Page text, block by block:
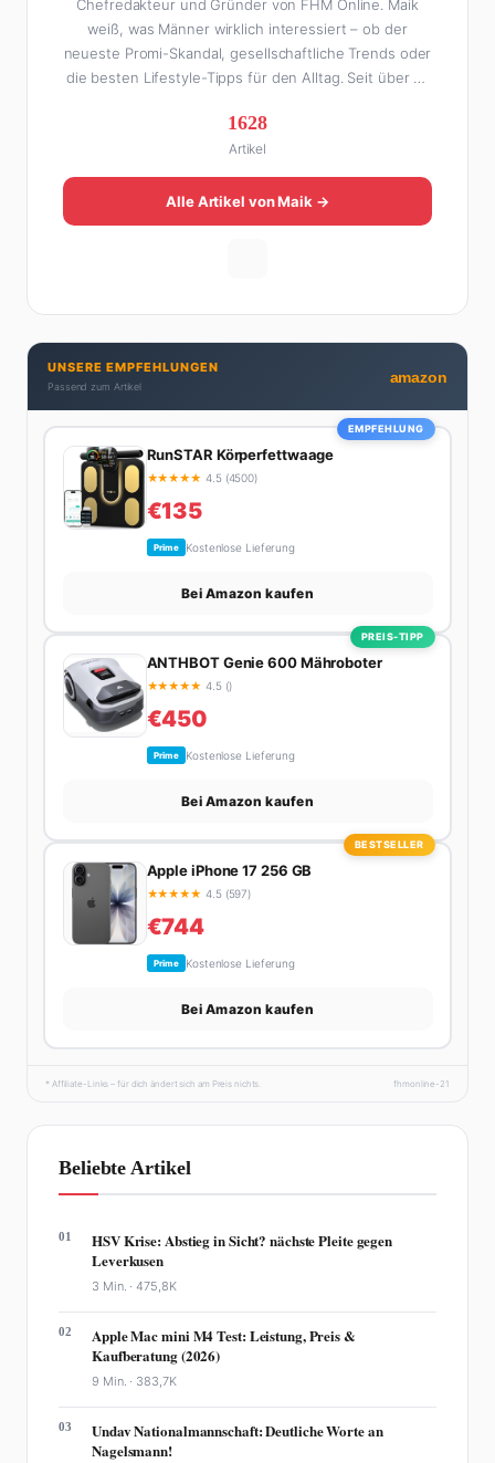
Chefredakteur und Gründer von FHM Online. Maik
weiß, was Männer wirklich interessiert – ob der
neueste Promi-Skandal, gesellschaftliche Trends oder
die besten Lifestyle-Tipps für den Alltag. Seit über 10
Online zu einer der führenden Männer-Lifestyle-
Plattformen im deutschsprachigen Raum aufgebaut.
Sein Weg dahin war alles andere als geradlinig: Die
eine Hälfte seines Lebens stand er in der
Gastronomie – mit allem, was dazugehört. Die andere
dran. Wenn Maik nicht gerade den heißesten Tratsch
aus der Promi-Welt aufspürt oder die besten
Lifestyle-Empfehlungen zusammenstellt, findet man
ihn beim Wandern in den Schweizer Alpen, am Grill
mit Freunden oder auf der Suche nach dem
perfekten Espresso. Sein Motto: Lieber einmal richtig
1628
Artikel
Alle Artikel von Maik →
UNSERE EMPFEHLUNGEN
Passend zum Artikel
amazon
EMPFEHLUNG
RunSTAR Körperfettwaage
★★★★★ 4.5 (4500)
€135
Prime Kostenlose Lieferung
Bei Amazon kaufen
PREIS-TIPP
ANTHBOT Genie 600 Mähroboter
★★★★★ 4.5 ()
€450
Prime Kostenlose Lieferung
Bei Amazon kaufen
BESTSELLER
Apple iPhone 17 256 GB
★★★★★ 4.5 (597)
€744
Prime Kostenlose Lieferung
Bei Amazon kaufen
* Affiliate-Links – für dich ändert sich am Preis nichts. fhmonline-21
Beliebte Artikel
01
HSV Krise: Abstieg in Sicht? nächste Pleite gegen
Leverkusen
3 Min. ·475,8K
02
Apple Mac mini M4 Test: Leistung, Preis &
Kaufberatung (2026)
9 Min. · 383,7K
03
Undav Nationalmannschaft: Deutliche Worte an
Nagelsmann!